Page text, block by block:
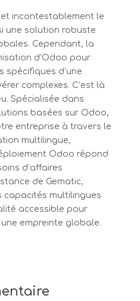
incontestablement le
une solution robuste
Cependant, la
d’Odoo pour
spécifiques d’une
complexes. C’est là
Spécialisée dans
basées sur Odoo,
entreprise à travers le
multilingue,
Odoo répond
d’affaires
de Gematic,
multilingues
accessible pour
empreinte globale.